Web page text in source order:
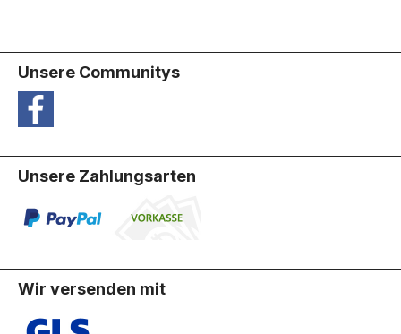
Unsere Communitys
Unsere Zahlungsarten
Wir versenden mit